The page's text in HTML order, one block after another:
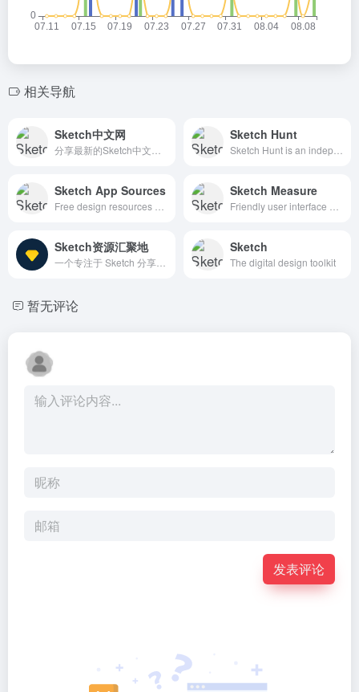
相关导航
Sketch中文网 Sketch Hunt
Sketch App Sources Sketch Measure
Sketch资源汇聚地 Sketch
The digital design toolkit
暂无评论
发表评论